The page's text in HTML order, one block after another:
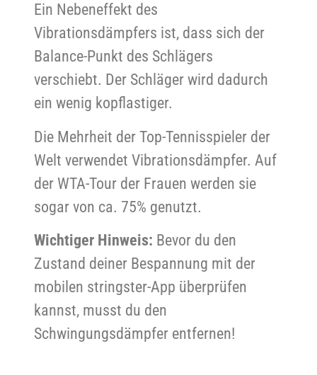
Ein Nebeneffekt des
Vibrationsdämpfers ist, dass sich der
Balance-Punkt des Schlägers
verschiebt. Der Schläger wird dadurch
ein wenig kopflastiger.
Die Mehrheit der Top-Tennisspieler der
Welt verwendet Vibrationsdämpfer. Auf
der WTA-Tour der Frauen werden sie
sogar von ca. 75% genutzt.
Wichtiger Hinweis: Bevor du den
Zustand deiner Bespannung mit der
mobilen stringster-App überprüfen
kannst, musst du den
Schwingungsdämpfer entfernen!